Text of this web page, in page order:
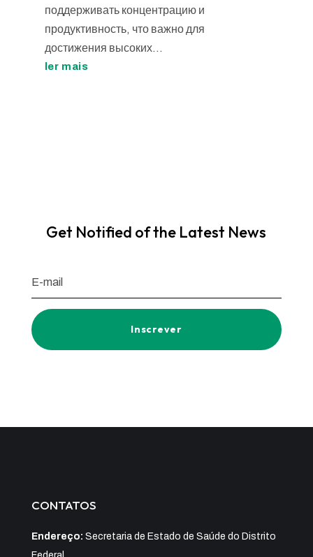
поддерживать концентрацию и
продуктивность, что важно для
достижения высоких...
ler mais
Get Notified of the Latest News
Inscrever
CONTATOS
Endereço: Secretaria de Estado de Saúde do Distrito